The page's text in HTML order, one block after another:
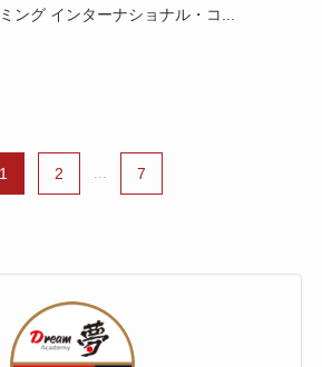
ング インターナショナル・コ...
1 2 ... 7